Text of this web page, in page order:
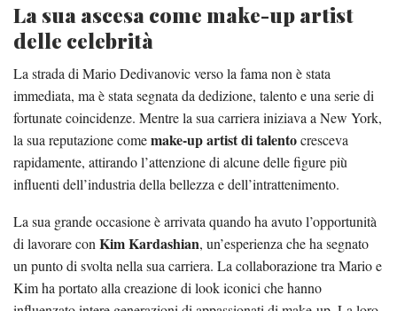
La sua ascesa come make-up artist
delle celebrità
La strada di Mario Dedivanovic verso la fama non è stata
immediata, ma è stata segnata da dedizione, talento e una serie di
fortunate coincidenze. Mentre la sua carriera iniziava a New York,
la sua reputazione comemake-up artist di talentocresceva
rapidamente, attirando l’attenzione di alcune delle figure più
influenti dell’industria della bellezza e dell’intrattenimento.
La sua grande occasione è arrivata quando ha avuto l’opportunità
di lavorare conKim Kardashian, un’esperienza che ha segnato
un punto di svolta nella sua carriera. La collaborazione tra Mario e
Kim ha portato alla creazione di look iconici che hanno